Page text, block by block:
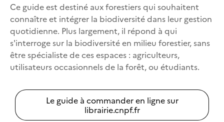
Ce guide est destiné aux forestiers qui souhaitent
connaître et intégrer la biodiversité dans leur gestion
quotidienne. Plus largement, il répond à qui
s'interroge sur la biodiversité en milieu forestier, sans
être spécialiste de ces espaces : agriculteurs,
utilisateurs occasionnels de la forêt, ou étudiants.
Le guide à commander en ligne sur
librairie.cnpf.fr